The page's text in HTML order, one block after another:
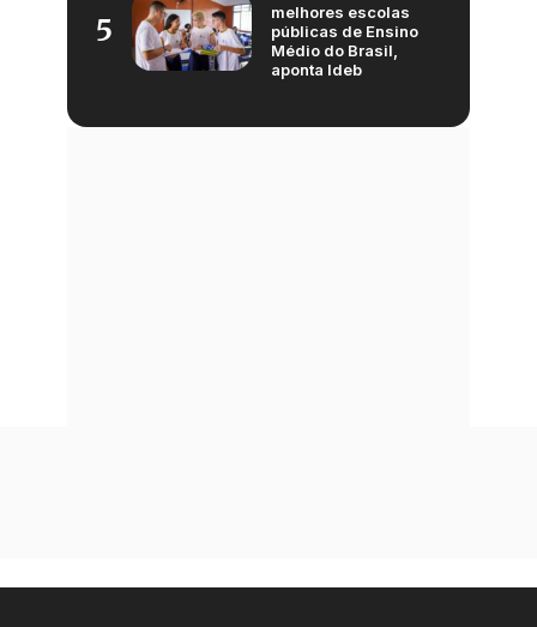
5
melhores escolas
públicas de Ensino
Médio do Brasil,
aponta Ideb